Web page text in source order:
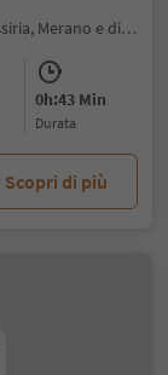
Cresta, San Martino in Passiria, Merano e dintorni
0h:43 Min
durata
Scopri di più